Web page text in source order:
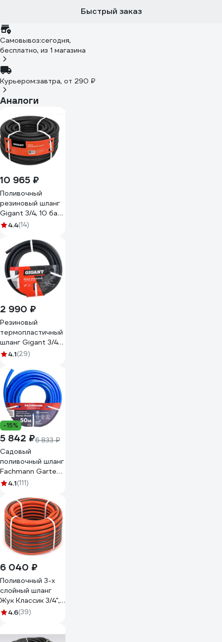
Быстрый заказ
Самовывоз:сегодня,
бесплатно, из 1 магазина
Курьером:завтра, от 290 ₽
Аналоги
10 965 ₽
Поливочный
резиновый шланг
Gigant 3/4, 10 бар,
50м, 3 слоя GWH-
4.4(14)
2 990 ₽
Резиновый
термопластичный
шланг Gigant 3/4",
25 м, 3 слоя GRH-
4.1(29)
-15%
5 842 ₽6 833 ₽
Садовый
поливочный шланг
Fachmann Garten
Grand 3/4,
ТЭП 50м, 3-х
слойный 19 мм
05.023
4.1(111)
6 040 ₽
Поливочный 3-х
слойный шланг
Жук Классик 3/4",
50 м 1778-00
4.6(39)